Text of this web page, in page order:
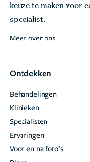
keuze te maken voor
specialist.
Meer over ons
Ontdekken
Behandelingen
Klinieken
Specialisten
Ervaringen
Voor en na foto’s